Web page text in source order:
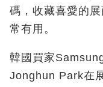
碼，收藏喜愛的
常有用。
韓國買家
Jonghun Park在